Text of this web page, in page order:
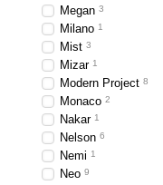
Megan 3
Milano 1
Mist 3
Mizar 1
Modern Project 8
Monaco 2
Nakar 1
Nelson 6
Nemi 1
Neo 9